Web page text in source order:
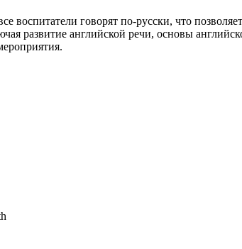
говорят по-русски, что
развитие английской речи, основы